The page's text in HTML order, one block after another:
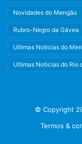
Novidades do Mengão
Rubro-Negro da Gávea
Ultimas Noticias do
Ultimas Noticias do Rio
© Copyright
Termos &